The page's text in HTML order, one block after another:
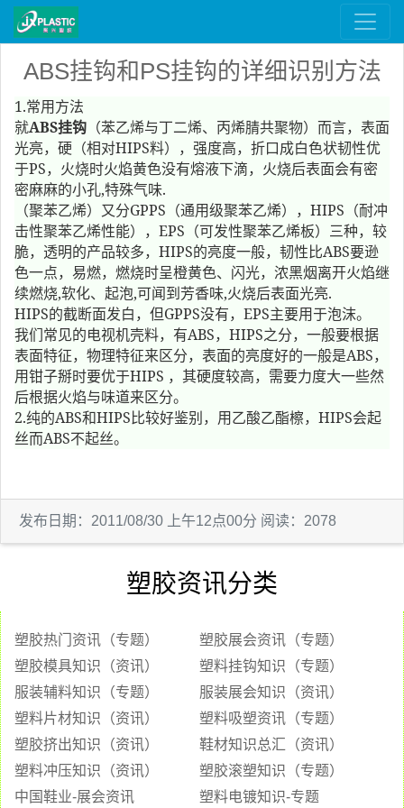
ABS挂钩和PS挂钩的详细识别方法
1.常用方法
就ABS挂钩 （苯乙烯与丁二烯、丙烯腈共聚物）而言，表面
光亮，硬（相对HIPS料），强度高，折口成白色状韧性优
于PS，火烧时火焰黄色没有熔液下滴，火烧后表面会有密
密麻麻的小孔,特殊气味.
（聚苯乙烯）又分GPPS （通用级聚苯乙烯）， HIPS （耐冲
击性聚苯乙烯性能）， EPS （可发性聚苯乙烯板）三种，较
脆，透明的产品较多， HIPS的亮度一般，韧性比ABS要逊
色一点，易燃，燃烧时呈橙黄色、闪光，浓黑烟离开火焰继
续燃烧,软化、起泡,可闻到芳香味,火烧后表面光亮.
HIPS的截断面发白，但GPPS没有， EPS主要用于泡沫。
我们常见的电视机壳料，有ABS， HIPS之分，一般要根据
表面特征，物理特征来区分，表面的亮度好的一般是ABS，
用钳子掰时要优于HIPS ，其硬度较高，需要力度大一些然
后根据火焰与味道来区分。
2.纯的ABS和HIPS 比较好鉴别，用乙酸乙酯檫， HIPS会起
丝而ABS不起丝。
发布日期：2011/08/30 上午12点00分 阅读：2078
塑胶资讯分类
塑胶热门资讯（专题）
塑胶展会资讯（专题）
塑胶模具知识（资讯）
塑料挂钩知识（专题）
服装辅料知识（专题）
服装展会知识（资讯）
塑料片材知识（资讯）
塑料吸塑资讯（专题）
塑胶挤出知识（资讯）
鞋材知识总汇（资讯）
塑料冲压知识（资讯）
塑胶滚塑知识（专题）
中国鞋业-展会资讯
塑料电镀知识-专题